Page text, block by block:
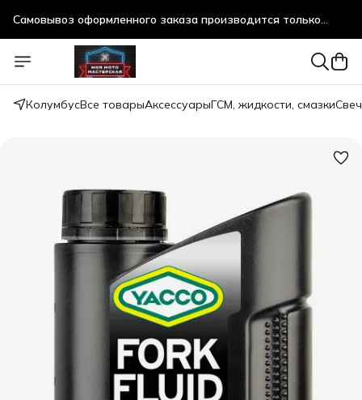
после предварительного согласования!
КолумбусВсе товарыАксессуарыГСМ, жидкости, смазки